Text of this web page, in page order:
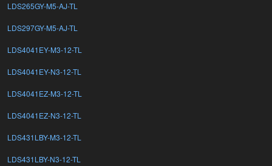
LDS265GY-M5-AJ-TL
LDS297GY-M5-AJ-TL
LDS4041EY-M3-12-TL
LDS4041EY-N3-12-TL
LDS4041EZ-M3-12-TL
LDS4041EZ-N3-12-TL
LDS431LBY-M3-12-TL
LDS431LBY-N3-12-TL